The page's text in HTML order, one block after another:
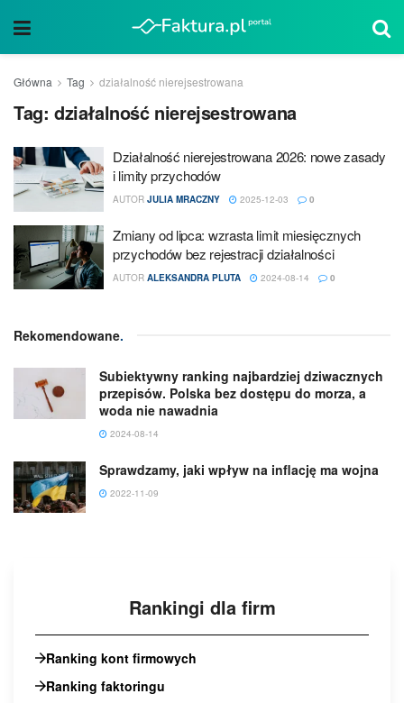
Główna Tag działalność nierejsestrowana
Tag: działalność nierejsestrowana
Działalność nierejestrowana 2026: nowe zasady
i limity przychodów
AUTOR JULIA MRACZNY 2025-12-03 0
Zmiany od lipca: wzrasta limit miesięcznych
przychodów bez rejestracji działalności
AUTOR ALEKSANDRA PLUTA 2024-08-14 0
Rekomendowane.
Subiektywny ranking najbardziej dziwacznych
przepisów. Polska bez dostępu do morza, a
woda nie nawadnia
2024-08-14
Sprawdzamy, jaki wpływ na inflację ma wojna
2022-11-09
Rankingi dla firm
Ranking kont firmowych
Ranking faktoringu